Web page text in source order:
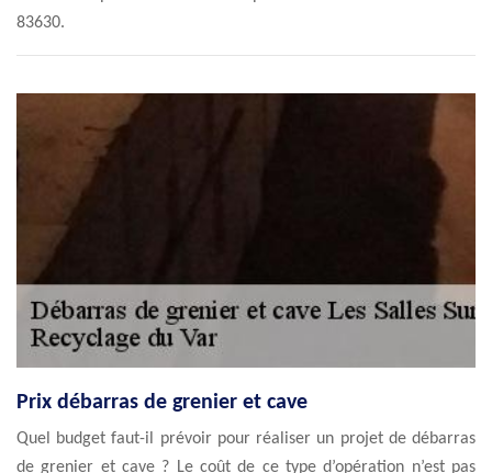
83630.
Prix débarras de grenier et cave
Quel budget faut-il prévoir pour réaliser un projet de débarras
de grenier et cave ? Le coût de ce type d’opération n’est pas